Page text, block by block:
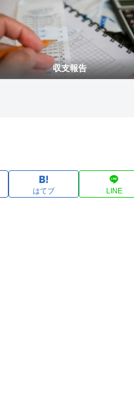
収支報告
はてブ LINE